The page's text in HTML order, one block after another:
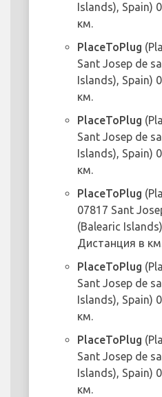
Islands), Spain)
км.
PlaceToPlug
Sant Josep de
Islands), Spain)
км.
PlaceToPlug
Sant Josep de
Islands), Spain)
км.
PlaceToPlug
07817 Sant
(Balearic
Дистанция в
PlaceToPlug
Sant Josep de
Islands), Spain)
км.
PlaceToPlug
Sant Josep de
Islands), Spain)
км.